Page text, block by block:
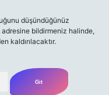
düşündüğünüz
adresine bildirmeniz halinde,
kaldırılacaktır.